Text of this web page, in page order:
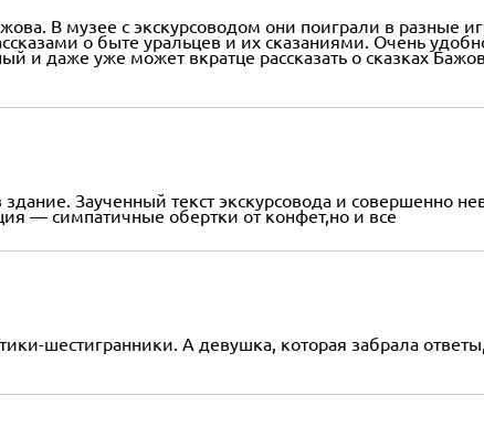
В музее с экскурсоводом они поиграли в разные
о быте уральцев и их сказаниями. Очень
и даже уже может вкратце рассказать о сказках
Заученный текст экскурсовода и совершенно
— симпатичные обертки от конфет,но и все
шестигранники. А девушка, которая забрала